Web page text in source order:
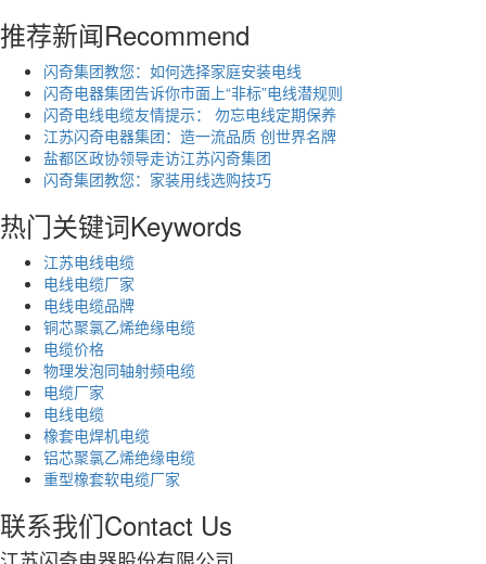
推荐新闻Recommend
闪奇集团教您：如何选择家庭安装电线
闪奇电器集团告诉你市面上“非标”电线潜规则
闪奇电线电缆友情提示： 勿忘电线定期保养
江苏闪奇电器集团：造一流品质 创世界名牌
盐都区政协领导走访江苏闪奇集团
闪奇集团教您：家装用线选购技巧
热门关键词Keywords
江苏电线电缆
电线电缆厂家
电线电缆品牌
铜芯聚氯乙烯绝缘电缆
电缆价格
物理发泡同轴射频电缆
电缆厂家
电线电缆
橡套电焊机电缆
铝芯聚氯乙烯绝缘电缆
重型橡套软电缆厂家
联系我们Contact Us